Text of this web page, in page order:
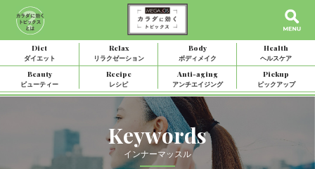
Diet
ダイエット
Relax
リラクゼーション
Body
ボディメイク
Health
ヘルスケア
Beauty
ビューティー
Recipe
レシピ
Anti-aging
アンチエイジング
Pickup
ピックアップ
Keywords
インナーマッスル